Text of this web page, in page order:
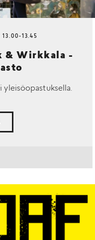
13.00-13.45
& Wirkkala -
yleisöopastuksella.